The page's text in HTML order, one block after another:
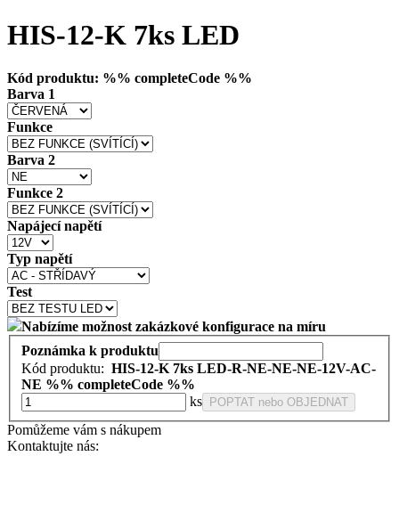
HIS-12-K 7ks LED
Kód produktu: %% completeCode %%
Barva 1
Funkce
Barva 2
Funkce 2
Napájecí napětí
Typ napětí
Test
Nabízíme možnost zakázkové konfigurace na míru
Poznámka k produktu
Kód produktu: HIS-12-K 7ks LED-R-NE-NE-NE-12V-AC-
NE %% completeCode %%
ks
POPTAT nebo OBJEDNAT
Pomůžeme vám s nákupem
Kontaktujte nás: